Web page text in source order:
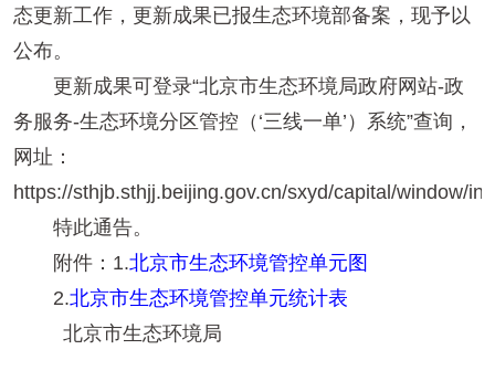
态更新工作，更新成果已报生态环境部备案，现予以
公布。
更新成果可登录“北京市生态环境局政府网站-政
务服务-生态环境分区管控（‘三线一单’）系统”查询，
网址：
https://sthjb.sthjj.beijing.gov.cn/sxyd/capital/window/
特此通告。
附件：1.北京市生态环境管控单元图
2.北京市生态环境管控单元统计表
北京市生态环境局